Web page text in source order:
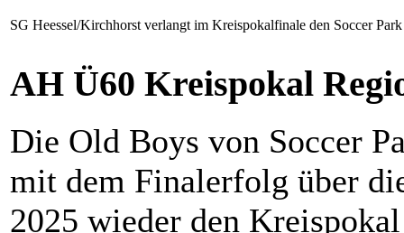
SG Heessel/Kirchhorst verlangt im Kreispokalfinale den Soccer
AH Ü60 Kreispokal
Die Old Boys von Soccer
mit dem Finalerfolg über
2025 wieder den